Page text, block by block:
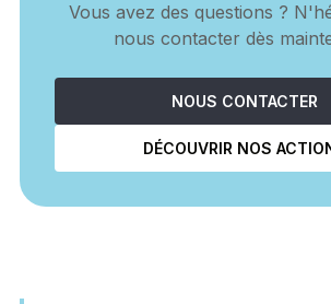
Vous avez des questions ?
nous contacter dès
NOUS CONTACTER
DÉCOUVRIR NOS